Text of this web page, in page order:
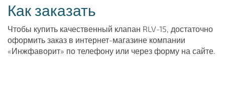
Как заказать
Чтобы купить качественный клапан RLV-15, достаточно
оформить заказ в интернет-магазине компании
«Инжфаворит» по телефону или через форму на сайте.